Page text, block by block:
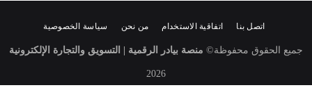
اتصل بنا اتفاقية الاستخدام من نحن سياسة الخصوصية
جميع الحقوق محفوظة© منصة بيادر الرقمية | التسويق والتجارة الإلكترونية
2026